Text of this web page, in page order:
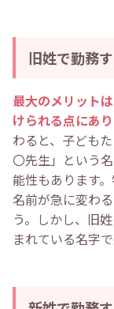
旧姓で勤務
最大のメリット
けられる点にあ
わると、子ども
〇先生」という
能性もあります
名前が急に変わ
う。しかし、旧
まれている名字